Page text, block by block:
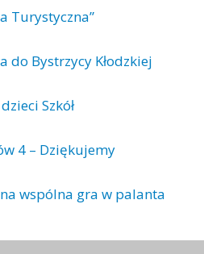
Turystyczna”
do Bystrzycy Kłodzkiej
Szkół
4 – Dziękujemy
wspólna gra w palanta